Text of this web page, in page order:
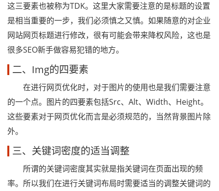
这三要素也被称为TDK。这里大家需要注意的是标题的设置
是相当重要的一步，我们必须慎之又慎。如果随意的对企业
网站网页标题进行修改，很有可能会带来降权风险，这也是
很多SEO新手做容易犯错的地方。
二、Img的四要素
在进行网页优化时，对于图片的使用也是我们需要注意
的一个点。图片的四要素包括Src、Alt、Width、Height。
这些要素对于网页优化而言是必须规范的，当然背景图片除
外。
三、关键词密度的适当调整
所谓的关键词密度其实就是指关键词在页面出现的频
率。所以我们在进行关键词布局时需要适当的调整关键词的